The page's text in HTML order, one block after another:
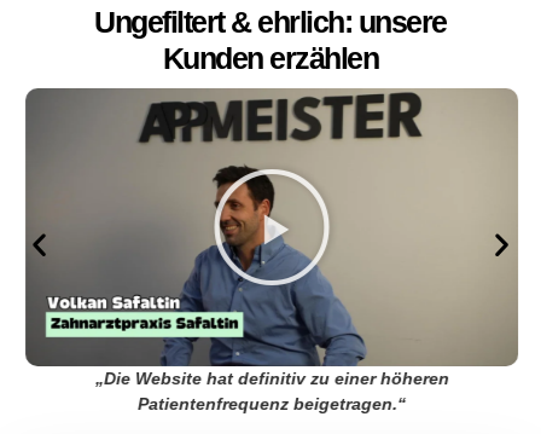
Ungefiltert & ehrlich: unsere
Kunden erzählen
„Die Website hat definitiv zu einer höheren
Patientenfrequenz beigetragen.“